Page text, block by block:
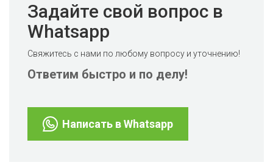
Задайте свой вопрос в
Whatsapp
Свяжитесь с нами по любому вопросу и уточнению!
Ответим быстро и по делу!
Написать в Whatsapp